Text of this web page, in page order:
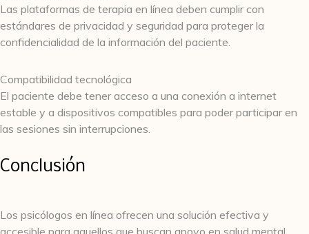
Las plataformas de terapia en línea deben cumplir con
estándares de privacidad y seguridad para proteger la
confidencialidad de la información del paciente.
Compatibilidad tecnológica
El paciente debe tener acceso a una conexión a internet
estable y a dispositivos compatibles para poder participar en
las sesiones sin interrupciones.
Conclusión
Los psicólogos en línea ofrecen una solución efectiva y
accesible para aquellos que buscan apoyo en salud mental.